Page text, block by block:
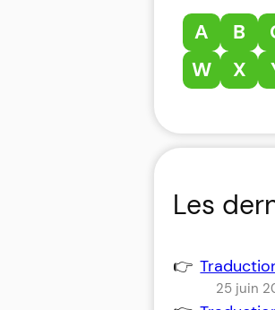
A B
W
X
Les
25 juin